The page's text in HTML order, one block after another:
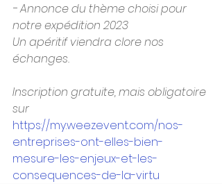
- Annonce du thème choisi pour
notre expédition 2023
Un apéritif viendra clore nos
échanges.
Inscription gratuite, mais obligatoire
sur
https://my.weezevent.com/nos-
entreprises-ont-elles-bien-
mesure-les-enjeux-et-les-
consequences-de-la-virtu